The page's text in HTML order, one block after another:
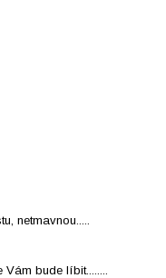
netmavnou.....
bude líbit........